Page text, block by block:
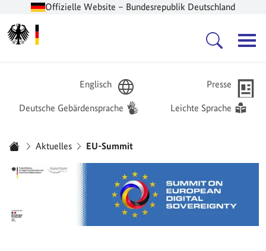
Offizielle Website – Bundesrepublik Deutschland
Englisch Presse
Deutsche Gebärdensprache Leichte Sprache
Aktuelles EU-Summit